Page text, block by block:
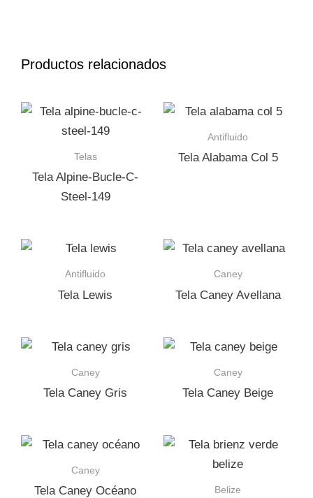
Productos relacionados
Telas
Tela Alpine-Bucle-C-
Steel-149
Antifluido
Tela Alabama Col 5
Antifluido
Tela Lewis
Caney
Tela Caney Avellana
Caney
Tela Caney Gris
Caney
Tela Caney Beige
Caney
Tela Caney Océano Belize